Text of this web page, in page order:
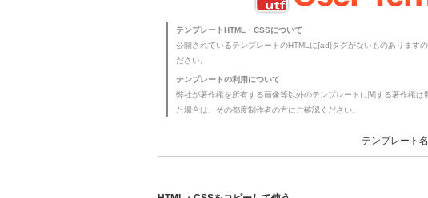
テンプレートHTML・CSSについて
公開されているテンプレートのHTMLに{ad}タグがないものあります
ださい。
テンプレートの利用について
弊社が著作権を所有する画像等以外のテンプレートに関する著作権は
た場合は、その都度制作者の方にご確認ください。
テンプレート